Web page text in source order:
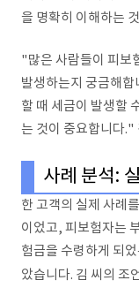
을 명확히 이해하는
"많은 사람들이 피보
발생하는지 궁금해합
할 때 세금이 발생할
는 것이 중요합니다."
사례 분석:
한 고객의 실제 사례
이었고, 피보험자는
험금을 수령하게 되
았습니다. 김 씨의 조